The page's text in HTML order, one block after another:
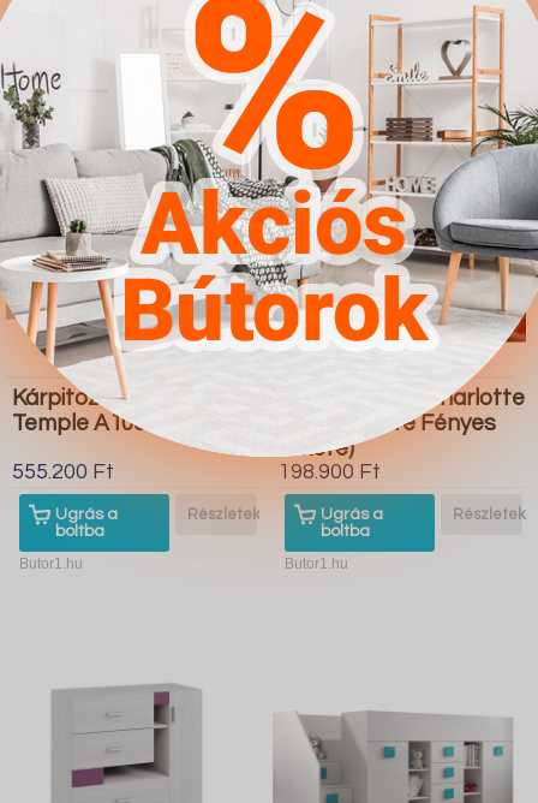
Butor1.hu
Kárpitozott bútorok
Temple A103
555.200 Ft
Ugrás a
boltba
Részletek
Butor1.hu
Nappali szett Charlotte
A111 (Fekete Fényes
fekete)
198.900 Ft
Ugrás a
boltba
Részletek
Butor1.hu